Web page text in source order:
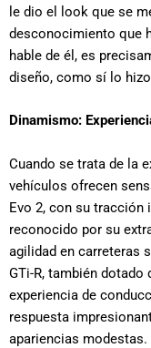
le dio el look que se
desconocimiento que
hable de él, es
diseño, como sí lo
Dinamismo:
Cuando se trata de la
vehículos ofrecen
Evo 2, con su tracción
reconocido por su
agilidad en carreteras
GTi-R, también
experiencia de
respuesta
apariencias modestas.